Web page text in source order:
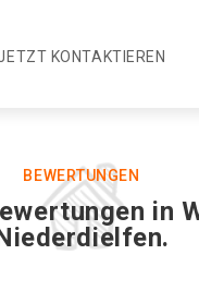
KONTAKTIEREN
BEWERTUNGEN
in